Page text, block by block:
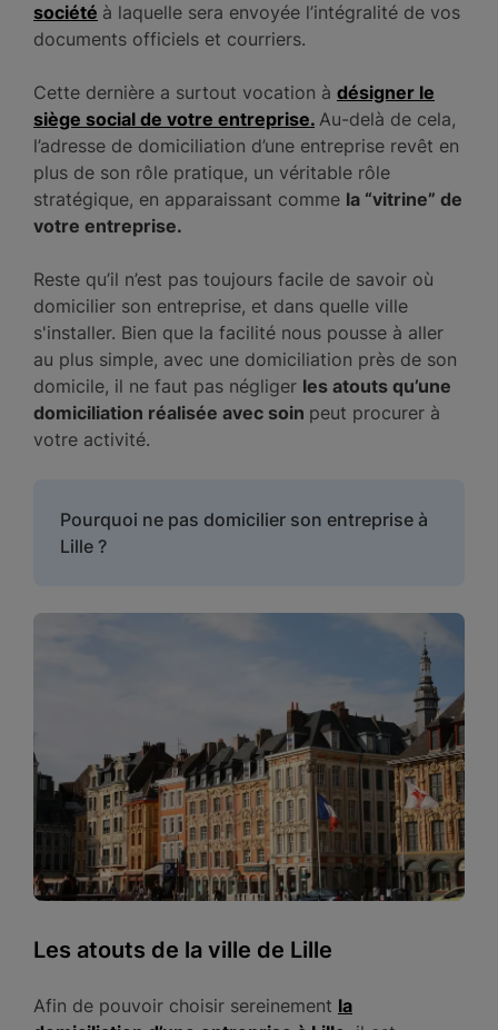
société à laquelle sera envoyée l’intégralité de vos
documents officiels et courriers.
Cette dernière a surtout vocation à désigner le
siège social de votre entreprise. Au-delà de cela,
l’adresse de domiciliation d’une entreprise revêt en
plus de son rôle pratique, un véritable rôle
stratégique, en apparaissant comme la “vitrine” de
votre entreprise.
Reste qu’il n’est pas toujours facile de savoir où
domicilier son entreprise, et dans quelle ville
s'installer. Bien que la facilité nous pousse à aller
au plus simple, avec une domiciliation près de son
domicile, il ne faut pas négliger les atouts qu’une
domiciliation réalisée avec soin peut procurer à
votre activité.
Pourquoi ne pas domicilier son entreprise à
Lille ?
Les atouts de la ville de Lille
Afin de pouvoir choisir sereinement la